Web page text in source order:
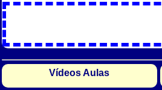
Vídeos Aulas